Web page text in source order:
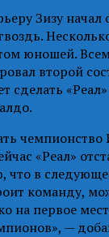
Зизу начал
юношей.
второй
сделать
«Реал»
что в
команду,
на первое
—